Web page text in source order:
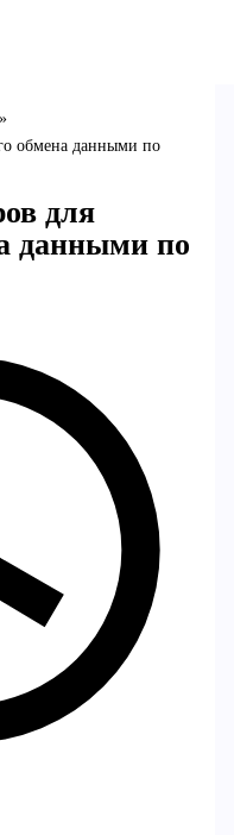
обмена данными по
для
данными по